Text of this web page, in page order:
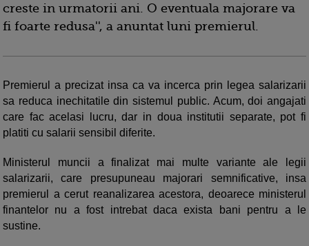
creste in urmatorii ani. O eventuala majorare va
fi foarte redusa'', a anuntat luni premierul.
Premierul a precizat insa ca va incerca prin legea salarizarii
sa reduca inechitatile din sistemul public. Acum, doi angajati
care fac acelasi lucru, dar in doua institutii separate, pot fi
platiti cu salarii sensibil diferite.
Ministerul muncii a finalizat mai multe variante ale legii
salarizarii, care presupuneau majorari semnificative, insa
premierul a cerut reanalizarea acestora, deoarece ministerul
finantelor nu a fost intrebat daca exista bani pentru a le
sustine.